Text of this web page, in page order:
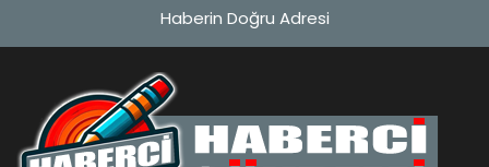
Haberin Doğru Adresi